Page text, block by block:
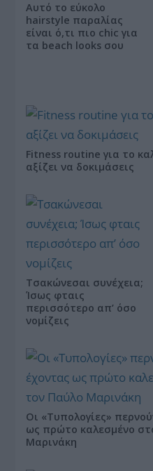
Αυτό το εύκολο
hairstyle παραλίας
είναι ό,τι πιο chic για
τα beach looks σου
Fitness routine για το
αξίζει να δοκιμάσεις
Τσακώνεσαι συνέχεια;
Ίσως φταις
περισσότερο απ’ όσο
νομίζεις
Οι «Τυπολογίες»
ως πρώτο καλεσμένο
Μαρινάκη